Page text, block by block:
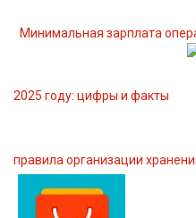
Минимальная зарплата
2025 году: цифры и факты
правила организации